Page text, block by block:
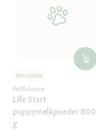
EXCLUSIEF
PetBalance
Life Start
puppymelkpoeder 800
g